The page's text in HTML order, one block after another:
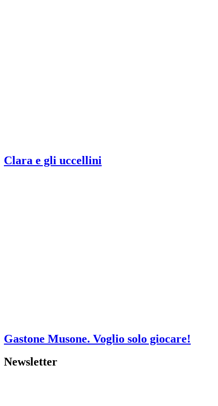
Clara e gli uccellini
Gastone Musone. Voglio solo giocare!
Newsletter